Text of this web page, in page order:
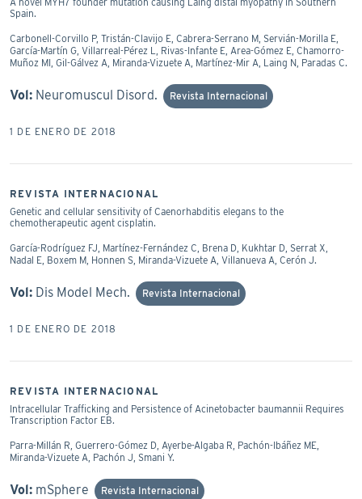
Spain.
Carbonell-Corvillo P, Tristán-Clavijo E, Cabrera-Serrano M, Servián-Morilla E,
García-Martín G, Villarreal-Pérez L, Rivas-Infante E, Area-Gómez E, Chamorro-
Muñoz MI, Gil-Gálvez A, Miranda-Vizuete A, Martínez-Mir A, Laing N, Paradas C.
Vol: Neuromuscul Disord. Revista Internacional
1 DE ENERO DE 2018
REVISTA INTERNACIONAL
Genetic and cellular sensitivity of Caenorhabditis elegans to the
chemotherapeutic agent cisplatin.
García-Rodríguez FJ, Martínez-Fernández C, Brena D, Kukhtar D, Serrat X,
Nadal E, Boxem M, Honnen S, Miranda-Vizuete A, Villanueva A, Cerón J.
Vol: Dis Model Mech. Revista Internacional
1 DE ENERO DE 2018
REVISTA INTERNACIONAL
Intracellular Trafficking and Persistence of Acinetobacter baumannii Requires
Transcription Factor EB.
Parra-Millán R, Guerrero-Gómez D, Ayerbe-Algaba R, Pachón-Ibáñez ME,
Miranda-Vizuete A, Pachón J, Smani Y.
Vol: mSphere Revista Internacional